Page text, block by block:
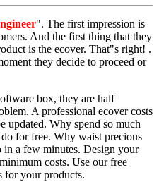
". The first impression is
And the first thing that they
is the ecover. That"s right! .
they decide to proceed or
box, they are half
A professional ecover costs
updated. Why spend so much
for free. Why waist precious
in a few minutes. Design your
costs. Use our free
for your products.